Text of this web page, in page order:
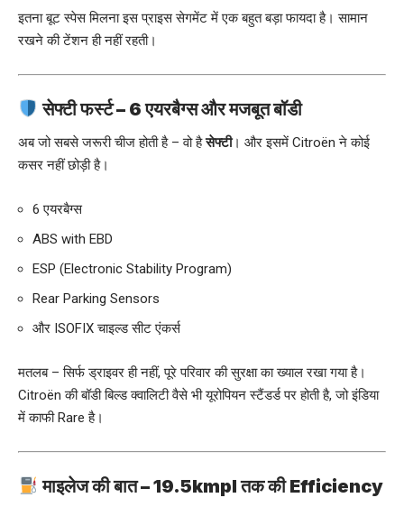
इतना बूट स्पेस मिलना इस प्राइस सेगमेंट में एक बहुत बड़ा फायदा है। सामान
रखने की टेंशन ही नहीं रहती।
सेफ्टी फर्स्ट – 6 एयरबैग्स और मजबूत बॉडी
अब जो सबसे जरूरी चीज होती है – वो हैसेफ्टी। और इसमें Citroën ने कोई
कसर नहीं छोड़ी है।
6 एयरबैग्स
ABS with EBD
ESP (Electronic Stability Program)
Rear Parking Sensors
और ISOFIX चाइल्ड सीट एंकर्स
मतलब – सिर्फ ड्राइवर ही नहीं, पूरे परिवार की सुरक्षा का ख्याल रखा गया है।
Citroën की बॉडी बिल्ड क्वालिटी वैसे भी यूरोपियन स्टैंडर्ड पर होती है, जो इंडिया
में काफी Rare है।
माइलेज की बात – 19.5kmpl तक की Efficiency